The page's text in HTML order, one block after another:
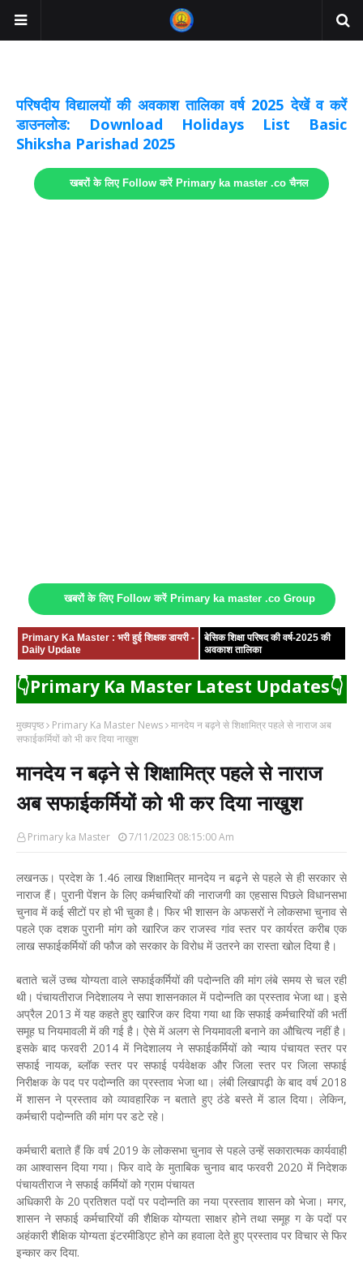
परिषदीय विद्यालयों की अवकाश तालिका वर्ष 2025 देखें व करें
डाउनलोड: Download Holidays List Basic
Shiksha Parishad 2025
खबरों के लिए Follow करें Primary ka master .co चैनल
खबरों के लिए Follow करें Primary ka master .co Group
Primary Ka Master : भरी हुई शिक्षक डायरी -
Daily Update
बेसिक शिक्षा परिषद की वर्ष-2025 की
अवकाश तालिका
👇Primary Ka Master Latest Updates👇
मुख्यपृष्ठ Primary Ka Master News मानदेय न बढ़ने से शिक्षामित्र पहले से नाराज अब
सफाईकर्मियों को भी कर दिया नाखुश
मानदेय न बढ़ने से शिक्षामित्र पहले से नाराज
अब सफाईकर्मियों को भी कर दिया नाखुश
Primary ka Master 7/11/2023 08:15:00 Am
लखनऊ। प्रदेश के 1.46 लाख शिक्षामित्र मानदेय न बढ़ने से पहले से ही सरकार से
नाराज हैं। पुरानी पेंशन के लिए कर्मचारियों की नाराजगी का एहसास पिछले विधानसभा
चुनाव में कई सीटों पर हो भी चुका है। फिर भी शासन के अफसरों ने लोकसभा चुनाव से
पहले एक दशक पुरानी मांग को खारिज कर राजस्व गांव स्तर पर कार्यरत करीब एक
लाख सफाईकर्मियों की फौज को सरकार के विरोध में उतरने का रास्ता खोल दिया है।
बताते चलें उच्च योग्यता वाले सफाईकर्मियों की पदोन्नति की मांग लंबे समय से चल रही
थी। पंचायतीराज निदेशालय ने सपा शासनकाल में पदोन्नति का प्रस्ताव भेजा था। इसे
अप्रैल 2013 में यह कहते हुए खारिज कर दिया गया था कि सफाई कर्मचारियों की भर्ती
समूह घ नियमावली में की गई है। ऐसे में अलग से नियमावली बनाने का औचित्य नहीं है।
इसके बाद फरवरी 2014 में निदेशालय ने सफाईकर्मियों को न्याय पंचायत स्तर पर
सफाई नायक, ब्लॉक स्तर पर सफाई पर्यवेक्षक और जिला स्तर पर जिला सफाई
निरीक्षक के पद पर पदोन्नति का प्रस्ताव भेजा था। लंबी लिखापढ़ी के बाद वर्ष 2018
में शासन ने प्रस्ताव को व्यावहारिक न बताते हुए ठंडे बस्ते में डाल दिया। लेकिन,
कर्मचारी पदोन्नति की मांग पर डटे रहे।
कर्मचारी बताते हैं कि वर्ष 2019 के लोकसभा चुनाव से पहले उन्हें सकारात्मक कार्यवाही
का आश्वासन दिया गया। फिर वादे के मुताबिक चुनाव बाद फरवरी 2020 में निदेशक
पंचायतीराज ने सफाई कर्मियों को ग्राम पंचायत
अधिकारी के 20 प्रतिशत पदों पर पदोन्नति का नया प्रस्ताव शासन को भेजा। मगर,
शासन ने सफाई कर्मचारियों की शैक्षिक योग्यता साक्षर होने तथा समूह ग के पदों पर
अहंकारी शैक्षिक योग्यता इंटरमीडिएट होने का हवाला देते हुए प्रस्ताव पर विचार से फिर
इन्कार कर दिया.